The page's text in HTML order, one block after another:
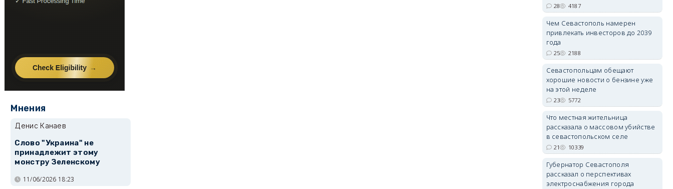
Мнения
Денис Канаев
Слово "Украина" не
принадлежит этому
монстру Зеленскому
11/06/2026 18:23
28 4187
Чем Севастополь намерен
привлекать инвесторов до 2039
года
25 2188
Севастопольцам обещают
хорошие новости о бензине уже
на этой неделе
23 5772
Что местная жительница
рассказала о массовом убийстве
в севастопольском селе
21 10339
Губернатор Севастополя
рассказал о перспективах
электроснабжения города